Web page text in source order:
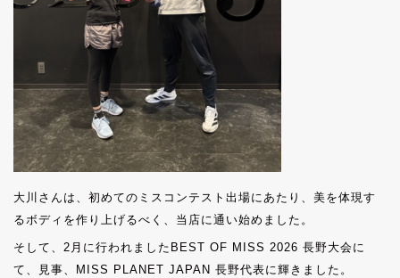
大川さんは、初めてのミスコンテスト出場にあたり、美を体現す
るボディを作り上げるべく、当店に通い始めました。
そして、2月に行われましたBEST OF MISS 2026 長野大会に
て、見事、MISS PLANET JAPAN 長野代表に輝きました。